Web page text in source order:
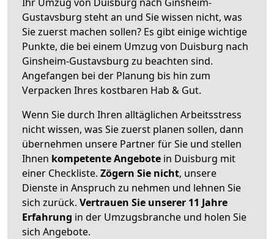
Gustavsburg steht an und Sie wissen nicht, was
Sie zuerst machen sollen? Es gibt einige wichtige
Punkte, die bei einem Umzug von Duisburg nach
Ginsheim-Gustavsburg zu beachten sind.
Angefangen bei der Planung bis hin zum
Verpacken Ihres kostbaren Hab & Gut.
Wenn Sie durch Ihren alltäglichen Arbeitsstress
nicht wissen, was Sie zuerst planen sollen, dann
übernehmen unsere Partner für Sie und stellen
Ihnen kompetente Angebote in Duisburg mit
einer Checkliste. Zögern Sie nicht, unsere
Dienste in Anspruch zu nehmen und lehnen Sie
sich zurück. Vertrauen Sie unserer 11 Jahre
Erfahrung in der Umzugsbranche und holen Sie
sich Angebote.